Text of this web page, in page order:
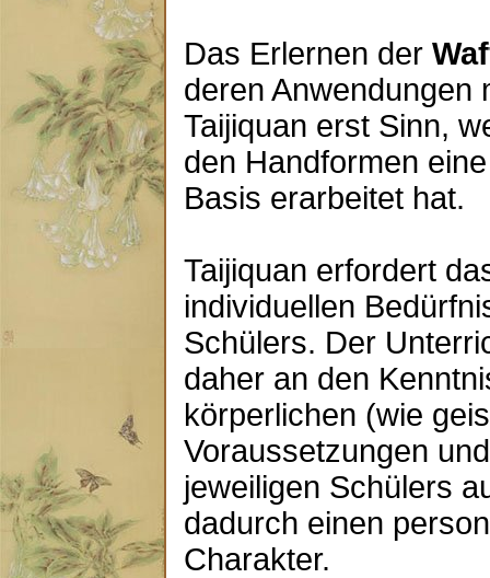
Das Erlernen der
deren Anwendungen
Taijiquan erst Sinn,
den Handformen
Basis erarbeitet hat.
Taijiquan erfordert
individuellen
Schülers. Der
daher an den
körperlichen (wie
Voraussetzungen
jeweiligen Schülers
dadurch einen
Charakter.